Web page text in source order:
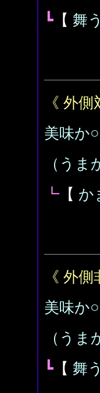
┗ 【 舞う
《 外側
美味か
（うま
┗ 【 か
《 外
美味か
（うま
┗ 【 舞う